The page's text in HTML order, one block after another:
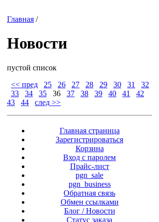
Главная /
Новости
пустой список
<< пред
25 26 27 28 29 30 31
32
33
34 35 36 37 38 39 40 41
42
43
44 след >>
Главная страница
Зарегистрироваться
Корзина
Вход с паролем
Прайс-лист
pgn_sale
pgn_business
Обратная связь
Обмен ссылками
Блог / Новости
Статус заказа